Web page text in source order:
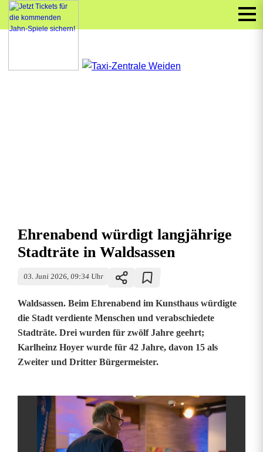
Ehrenabend würdigt langjährige
Stadträte in Waldsassen
03. Juni 2026, 09:34 Uhr
Waldsassen. Beim Ehrenabend im Kunsthaus würdigte
die Stadt verdiente Menschen und verabschiedete
Stadträte. Drei wurden für zwölf Jahre geehrt;
Karlheinz Hoyer wurde für 42 Jahre, davon 15 als
Zweiter und Dritter Bürgermeister.